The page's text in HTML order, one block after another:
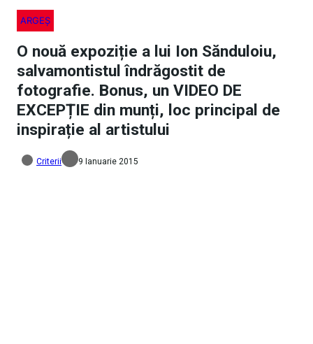
ARGEȘ
O nouă expoziție a lui Ion Sănduloiu,
salvamontistul îndrăgostit de
fotografie. Bonus, un VIDEO DE
EXCEPȚIE din munți, loc principal de
inspirație al artistului
Criterii 9 Ianuarie 2015